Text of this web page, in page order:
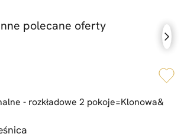
polecane oferty
- rozkładowe 2 pokoje=Klonowa&